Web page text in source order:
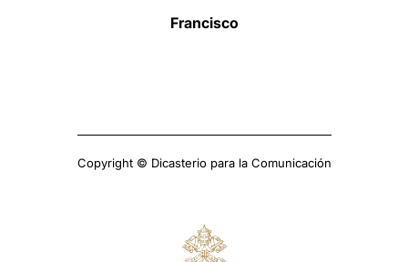
Francisco
Copyright © Dicasterio para la Comunicación